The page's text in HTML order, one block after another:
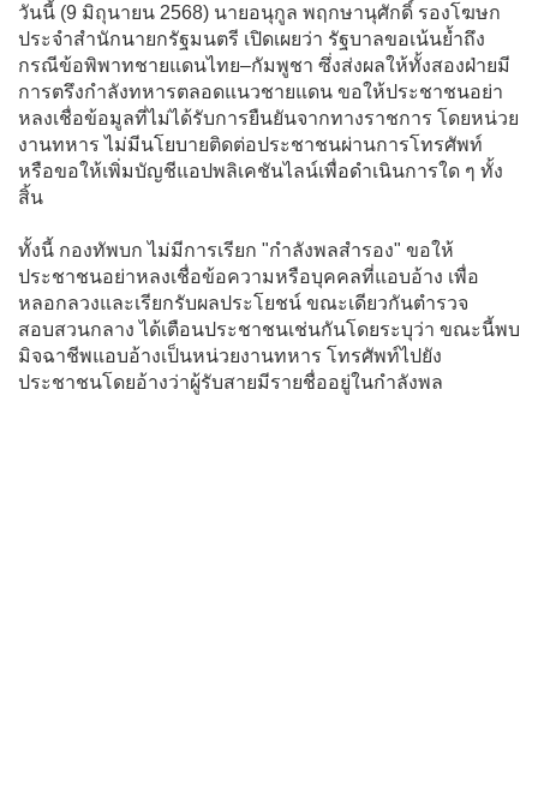
วันนี้ (9 มิถุนายน 2568) นายอนุกูล พฤกษานุศักดิ์ รองโฆษก
ประจำสำนักนายกรัฐมนตรี เปิดเผยว่า รัฐบาลขอเน้นย้ำถึง
กรณีข้อพิพาทชายแดนไทย–กัมพูชา ซึ่งส่งผลให้ทั้งสองฝ่ายมี
การตรึงกำลังทหารตลอดแนวชายแดน ขอให้ประชาชนอย่า
หลงเชื่อข้อมูลที่ไม่ได้รับการยืนยันจากทางราชการ โดยหน่วย
งานทหาร ไม่มีนโยบายติดต่อประชาชนผ่านการโทรศัพท์
หรือขอให้เพิ่มบัญชีแอปพลิเคชันไลน์เพื่อดำเนินการใด ๆ ทั้ง
สิ้น
ทั้งนี้ กองทัพบก ไม่มีการเรียก "กำลังพลสำรอง" ขอให้
ประชาชนอย่าหลงเชื่อข้อความหรือบุคคลที่แอบอ้าง เพื่อ
หลอกลวงและเรียกรับผลประโยชน์ ขณะเดียวกันตำรวจ
สอบสวนกลาง ได้เตือนประชาชนเช่นกันโดยระบุว่า ขณะนี้พบ
มิจฉาชีพแอบอ้างเป็นหน่วยงานทหาร โทรศัพท์ไปยัง
ประชาชนโดยอ้างว่าผู้รับสายมีรายชื่ออยู่ในกำลังพล